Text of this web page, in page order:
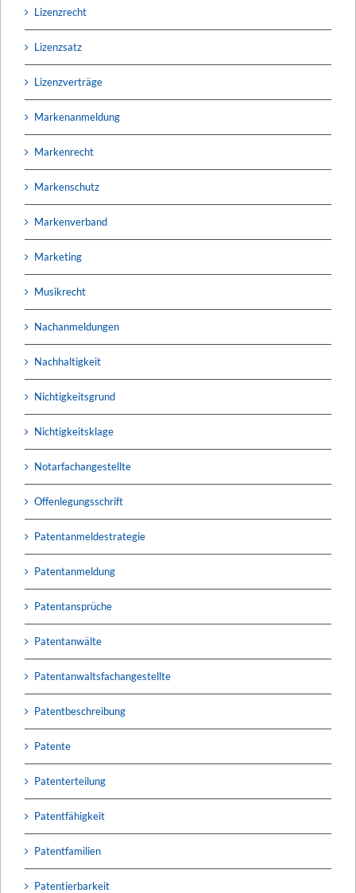
Lizenzrecht
Lizenzsatz
Lizenzverträge
Markenanmeldung
Markenrecht
Markenschutz
Markenverband
Marketing
Musikrecht
Nachanmeldungen
Nachhaltigkeit
Nichtigkeitsgrund
Nichtigkeitsklage
Notarfachangestellte
Offenlegungsschrift
Patentanmeldestrategie
Patentanmeldung
Patentansprüche
Patentanwälte
Patentanwaltsfachangestellte
Patentbeschreibung
Patente
Patenterteilung
Patentfähigkeit
Patentfamilien
Patentierbarkeit